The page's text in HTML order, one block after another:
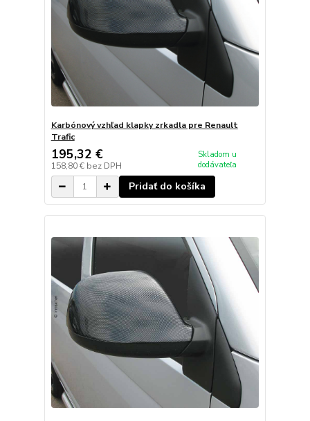
Karbónový vzhľad klapky zrkadla pre Renault
Trafic
195,32 €
158,80 € bez DPH
Skladom u
dodávateľa
Pridať do košíka